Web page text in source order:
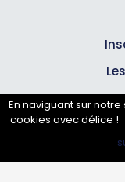
Annuaire
En naviguant sur
cookies avec délice !